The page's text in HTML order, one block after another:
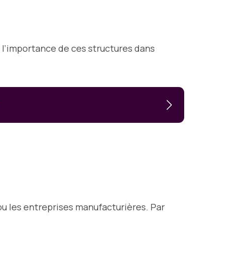
l’importance de ces structures dans
les entreprises manufacturières. Par